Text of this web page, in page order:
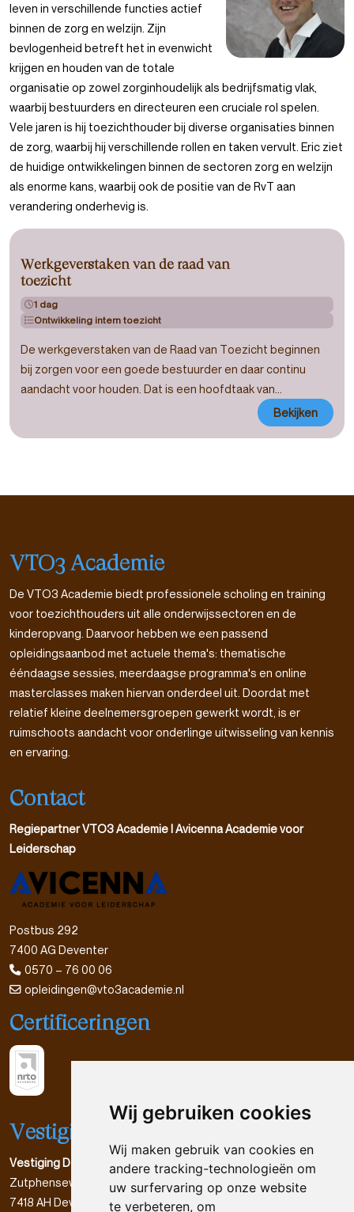
Wij gebruiken cookies
Wij maken gebruik van cookies en
andere tracking-technologieën om
uw surfervaring op onze website
te verbeteren, om
leven in verschillende functies actief
binnen de zorg en welzijn. Zijn
bevlogenheid betreft het in evenwicht
krijgen en houden van de totale
organisatie op zowel zorginhoudelijk als bedrijfsmatig vlak,
waarbij bestuurders en directeuren een cruciale rol spelen.
Vele jaren is hij toezichthouder bij diverse organisaties binnen
de zorg, waarbij hij verschillende rollen en taken vervult. Eric ziet
de huidige ontwikkelingen binnen de sectoren zorg en welzijn
als enorme kans, waarbij ook de positie van de RvT aan
verandering onderhevig is.
Werkgeverstaken van de raad van
toezicht
Tijdsduur
1 dag
Thema:
Ontwikkeling intern toezicht
De werkgeverstaken van de Raad van Toezicht beginnen
bij zorgen voor een goede bestuurder en daar continu
aandacht voor houden. Dat is een hoofdtaak van...
Bekijken
VTO3 Academie
De VTO3 Academie biedt professionele scholing en training
voor toezichthouders uit alle onderwijssectoren en de
kinderopvang. Daarvoor hebben we een passend
opleidingsaanbod met actuele thema's: thematische
ééndaagse sessies, meerdaagse programma's en online
masterclasses maken hiervan onderdeel uit. Doordat met
relatief kleine deelnemersgroepen gewerkt wordt, is er
ruimschoots aandacht voor onderlinge uitwisseling van kennis
en ervaring.
Contact
Regiepartner VTO3 Academie l Avicenna Academie voor
Leiderschap
Postbus 292
7400 AG Deventer
0570 – 76 00 06
opleidingen@vto3academie.nl
Certificeringen
Vestigingen
Vestiging Deventer
Zutphenseweg 55
7418 AH Deventer